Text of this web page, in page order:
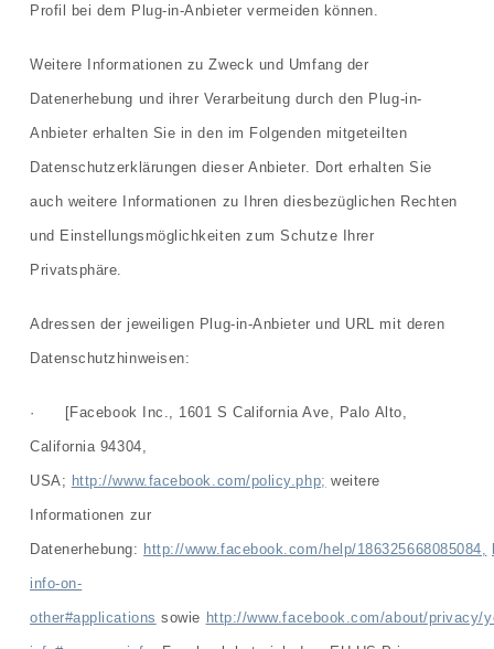
Profil bei dem Plug-in-Anbieter vermeiden können.
Weitere Informationen zu Zweck und Umfang der
Datenerhebung und ihrer Verarbeitung durch den Plug-in-
Anbieter erhalten Sie in den im Folgenden mitgeteilten
Datenschutzerklärungen dieser Anbieter. Dort erhalten Sie
auch weitere Informationen zu Ihren diesbezüglichen Rechten
und Einstellungsmöglichkeiten zum Schutze Ihrer
Privatsphäre.
Adressen der jeweiligen Plug-in-Anbieter und URL mit deren
Datenschutzhinweisen:
· [Facebook Inc., 1601 S California Ave, Palo Alto,
California 94304,
USA; http://www.facebook.com/policy.php; weitere
Informationen zur
Datenerhebung: http://www.facebook.com/help/186325668085084,
info-on-
other#applications sowie http://www.facebook.com/about/privacy/